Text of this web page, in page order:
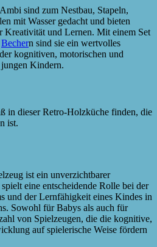
sind zum Nestbau, Stapeln,
mit Wasser gedacht und bieten
und Lernen. Mit einem Set
Bechern sind sie ein wertvolles
kognitiven, motorischen und
Kindern.
in dieser Retro-Holzküche finden, die
ist.
ist ein unverzichtbarer
eine entscheidende Rolle bei der
und der Lernfähigkeit eines Kindes in
Sowohl für Babys als auch für
von Spielzeugen, die die kognitive,
auf spielerische Weise fördern